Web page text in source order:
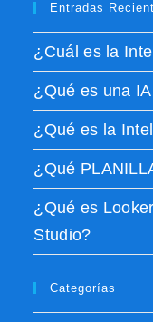
Entradas
¿Cuál es la
¿Qué es una
¿Qué es la
¿Qué
¿Qué es
Studio?
Categorías